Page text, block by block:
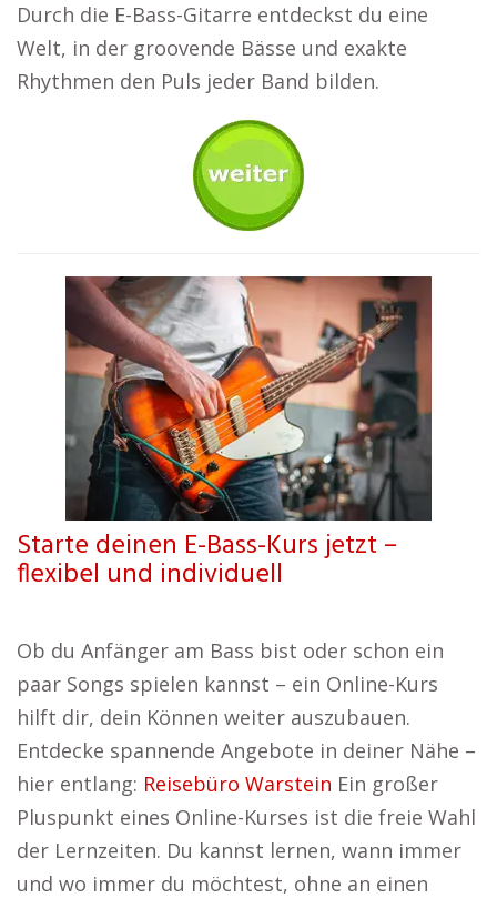
Durch die E-Bass-Gitarre entdeckst du eine
Welt, in der groovende Bässe und exakte
Rhythmen den Puls jeder Band bilden.
Starte deinen E-Bass-Kurs jetzt –
flexibel und individuell
Ob du Anfänger am Bass bist oder schon ein
paar Songs spielen kannst – ein Online-Kurs
hilft dir, dein Können weiter auszubauen.
Entdecke spannende Angebote in deiner Nähe –
hier entlang: Reisebüro Warstein Ein großer
Pluspunkt eines Online-Kurses ist die freie Wahl
der Lernzeiten. Du kannst lernen, wann immer
und wo immer du möchtest, ohne an einen